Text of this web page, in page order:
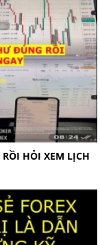
RỒI HỎI XEM LỊCH